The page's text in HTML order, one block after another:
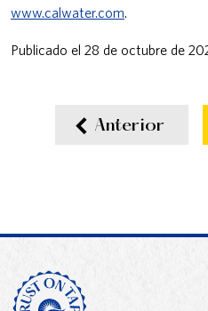
www.calwater.com
Publicado el 28 de octubre de
Anterior